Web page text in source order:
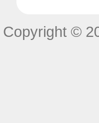
Copyright ©